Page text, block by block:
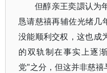
但醇亲王奕譞认为
恳请慈禧再辅佐光绪几
没能顺利交权，这也成
的双轨制在事实上逐
党"之分，但这并非慈禧